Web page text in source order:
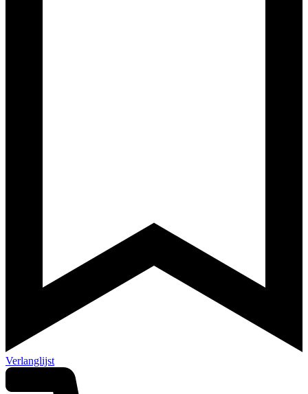
Verlanglijst